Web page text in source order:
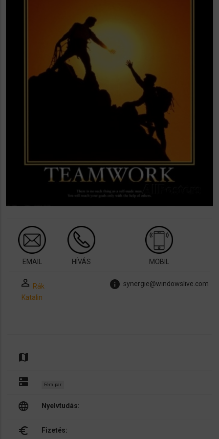
EMAIL HÍVÁS MOBIL
perm_identity Rák
Katalin
info synergie@windowslive.com
map
dns Fémipar
language Nyelvtudás:
euro_symbol Fizetés: